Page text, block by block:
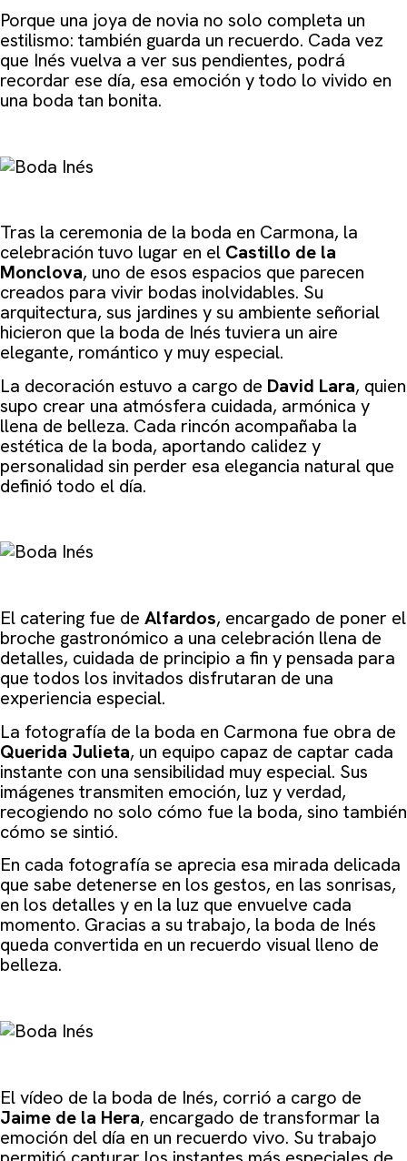
Porque una joya de novia no solo completa un
estilismo: también guarda un recuerdo. Cada vez
que Inés vuelva a ver sus pendientes, podrá
recordar ese día, esa emoción y todo lo vivido en
una boda tan bonita.
Tras la ceremonia de la boda en Carmona, la
celebración tuvo lugar en el Castillo de la
Monclova, uno de esos espacios que parecen
creados para vivir bodas inolvidables. Su
arquitectura, sus jardines y su ambiente señorial
hicieron que la boda de Inés tuviera un aire
elegante, romántico y muy especial.
La decoración estuvo a cargo de David Lara, quien
supo crear una atmósfera cuidada, armónica y
llena de belleza. Cada rincón acompañaba la
estética de la boda, aportando calidez y
personalidad sin perder esa elegancia natural que
definió todo el día.
El catering fue de Alfardos, encargado de poner el
broche gastronómico a una celebración llena de
detalles, cuidada de principio a fin y pensada para
que todos los invitados disfrutaran de una
experiencia especial.
La fotografía de la boda en Carmona fue obra de
Querida Julieta, un equipo capaz de captar cada
instante con una sensibilidad muy especial. Sus
imágenes transmiten emoción, luz y verdad,
recogiendo no solo cómo fue la boda, sino también
cómo se sintió.
En cada fotografía se aprecia esa mirada delicada
que sabe detenerse en los gestos, en las sonrisas,
en los detalles y en la luz que envuelve cada
momento. Gracias a su trabajo, la boda de Inés
queda convertida en un recuerdo visual lleno de
belleza.
El vídeo de la boda de Inés, corrió a cargo de
Jaime de la Hera, encargado de transformar la
emoción del día en un recuerdo vivo. Su trabajo